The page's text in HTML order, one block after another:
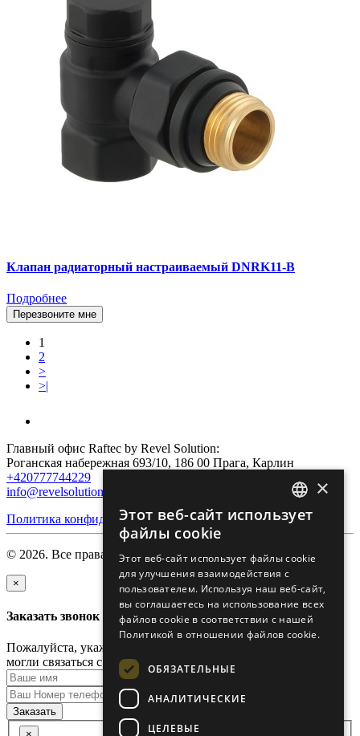
Клапан радиаторный настраиваемый DNRK11-B
Подробнее
Перезвоните мне
1
2
>
>|
Главный офис Raftec by Revel Solution:
Роганская набережная 693/10, 186 00 Прага, Карлин
+420777744229
info@revelsolution.com
Политика конфиденциальности
© 2026. Все права защищены.
×
Заказать звонок
Пожалуйста, укажите имя и свой номер телефона, чтобы мы
могли связаться с Вами.
Заказать
ENGLISH
CZECH
×
Этот веб-сайт использует
файлы cookie
Этот веб-сайт использует файлы cookie
для улучшения взаимодействия с
пользователем. Используя наш веб-сайт,
вы соглашаетесь на использование всех
файлов cookie в соответствии с нашей
Политикой в ​​отношении файлов cookie.
ОБЯЗАТЕЛЬНЫЕ
АНАЛИТИЧЕСКИЕ
ЦЕЛЕВЫЕ